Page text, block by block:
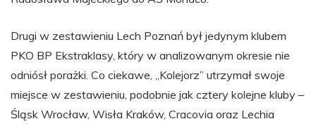
Drugi w zestawieniu Lech Poznań był jedynym klubem
PKO BP Ekstraklasy, który w analizowanym okresie nie
odniósł porażki. Co ciekawe, „Kolejorz” utrzymał swoje
miejsce w zestawieniu, podobnie jak cztery kolejne kluby –
Śląsk Wrocław, Wisła Kraków, Cracovia oraz Lechia